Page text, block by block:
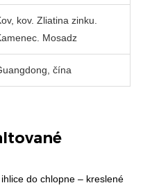
kov. Zliatina zinku.
Mosadz
čína
do chlopne – kreslené